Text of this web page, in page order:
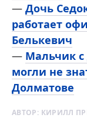
— Дочь
работает
Белькевич
— Мальчик
могли не
Долматове
АВТОР: КИРИЛЛ